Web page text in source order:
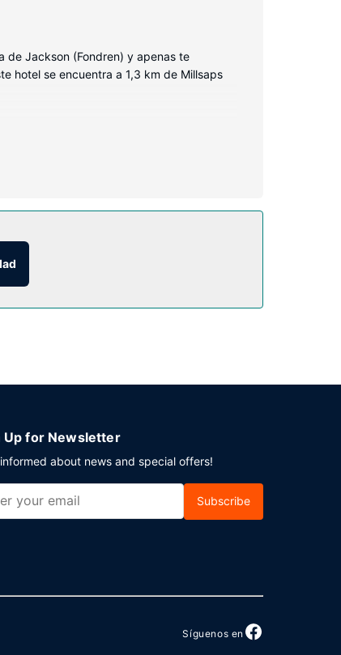
de Jackson (Fondren) y apenas te
hotel se encuentra a 1,3 km de Millsaps
una capa de acolchado adicional para
Encontrarás también conexión a
es de 07:00 a 10:00.
Up for Newsletter
about news and special offers!
Subscribe
Síguenos en